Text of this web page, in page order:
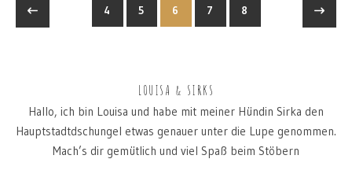
4 5 6 7 8
LOUISA & SIRKS
Hallo, ich bin Louisa und habe mit meiner Hündin Sirka den
Hauptstadtdschungel etwas genauer unter die Lupe genommen.
Mach’s dir gemütlich und viel Spaß beim Stöbern